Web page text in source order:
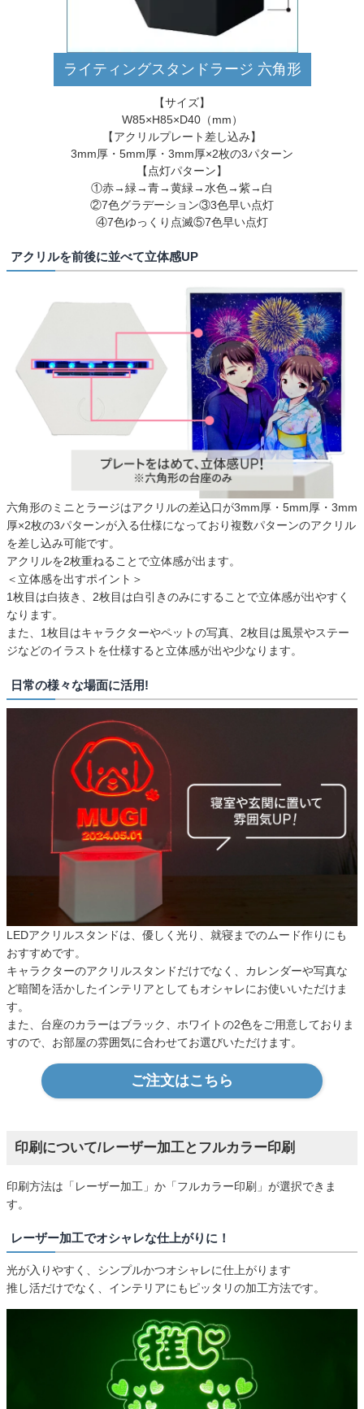
ライティングスタンドラージ 六角形
【サイズ】
W85×H85×D40（mm）
【アクリルプレート差し込み】
3mm厚・5mm厚・3mm厚×2枚の3パターン
【点灯パターン】
①赤→緑→青→黄緑→水色→紫→白
②7色グラデーション③3色早い点灯
④7色ゆっくり点滅⑤7色早い点灯
アクリルを前後に並べて立体感UP
六角形のミニとラージはアクリルの差込口が3mm厚・5mm厚・3mm
厚×2枚の3パターンが入る仕様になっており複数パターンのアクリル
を差し込み可能です。
アクリルを2枚重ねることで立体感が出ます。
＜立体感を出すポイント＞
1枚目は白抜き、2枚目は白引きのみにすることで立体感が出やすく
なります。
また、1枚目はキャラクターやペットの写真、2枚目は風景やステー
ジなどのイラストを仕様すると立体感が出や少なります。
日常の様々な場面に活用!
LEDアクリルスタンドは、優しく光り、就寝までのムード作りにも
おすすめです。
キャラクターのアクリルスタンドだけでなく、カレンダーや写真な
ど暗闇を活かしたインテリアとしてもオシャレにお使いいただけま
す。
また、台座のカラーはブラック、ホワイトの2色をご用意しておりま
すので、お部屋の雰囲気に合わせてお選びいただけます。
ご注文はこちら
印刷について/レーザー加工とフルカラー印刷
印刷方法は「レーザー加工」か「フルカラー印刷」が選択できま
す。
レーザー加工でオシャレな仕上がりに！
光が入りやすく、シンプルかつオシャレに仕上がります
推し活だけでなく、インテリアにもピッタリの加工方法です。